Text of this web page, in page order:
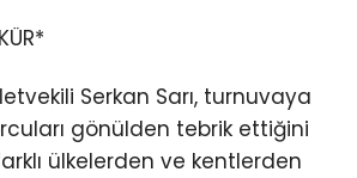
Serkan Sarı, turnuvaya
gönülden tebrik ettiğini
ülkelerden ve kentlerden